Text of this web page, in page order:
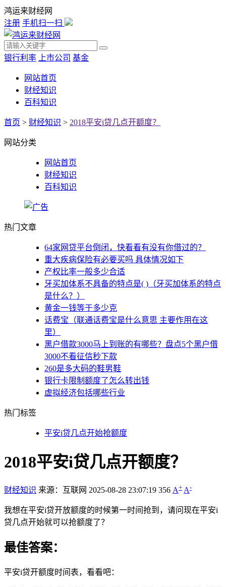
鸿运来财经网
注册 手机扫一扫
银行利率 上市公司 基金
网站首页
财经知识
百科知识
首页 > 财经知识 > 2018平安i贷几点开额度？
网站分类
网站首页
财经知识
百科知识
热门文章
64家网贷平台倒闭，快看看有没有你借过的？
重大疾病保险有必要买吗 具体情况如下
产权比率一般多少合适
牙买加体系不具备的特点是( )（牙买加体系的特点
是什么？）
黄金一钱等于多少克
话费宝（联通话费宝是什么意思 主要作用在这
里）
黑户借款3000马上到账的有哪些？盘点5个黑户借
3000不看征信秒下款
260是多大码的鞋男鞋
银行卡限制额度了怎么转出钱
虚拟经济包括哪些行业
热门标签
平安i贷几点开始抢额度
2018平安i贷几点开额度？
财经知识 来源：互联网 2025-08-28 23:07:19 356 A+ A-
我想在平安i贷开放额度的时候第一时间抢到，请问现在平安i
贷几点开始就可以抢额度了？
最佳答案：
平安i贷开额度时间表，看看吧：